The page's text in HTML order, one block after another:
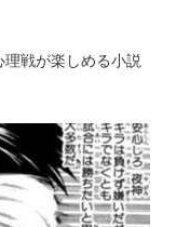
戦が楽しめる小説